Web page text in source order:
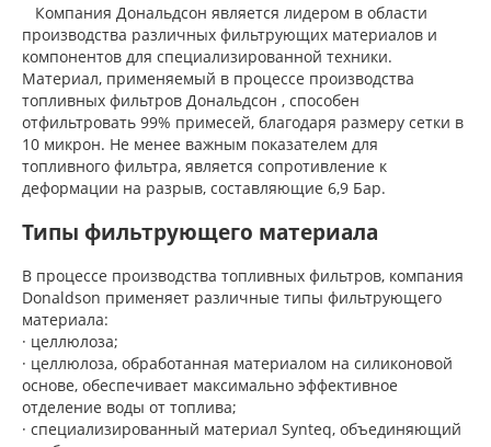
Компания Дональдсон является лидером в области
производства различных фильтрующих материалов и
компонентов для специализированной техники.
Материал, применяемый в процессе производства
топливных фильтров Дональдсон , способен
отфильтровать 99% примесей, благодаря размеру сетки в
10 микрон. Не менее важным показателем для
топливного фильтра, является сопротивление к
деформации на разрыв, составляющие 6,9 Бар.
Типы фильтрующего материала
В процессе производства топливных фильтров, компания
Donaldson применяет различные типы фильтрующего
материала:
· целлюлоза;
· целлюлоза, обработанная материалом на силиконовой
основе, обеспечивает максимально эффективное
отделение воды от топлива;
· специализированный материал Synteq, объединяющий